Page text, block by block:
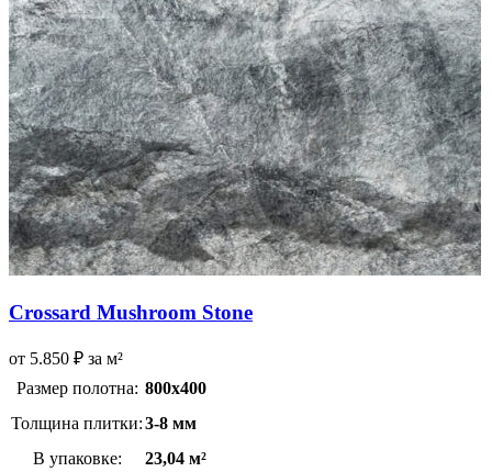
Crossard Mushroom Stone
от 5.850 ₽ за м²
Размер полотна: 800х400
Толщина плитки:3-8 мм
В упаковке:
23,04 м²